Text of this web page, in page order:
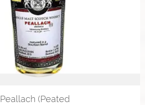
Peallach (Peated